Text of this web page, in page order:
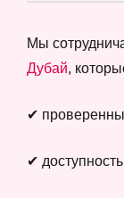
Мы
Дубай,
✔
✔